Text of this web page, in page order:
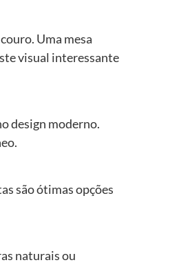
Uma mesa
visual interessante
design moderno.
são ótimas opções
naturais ou